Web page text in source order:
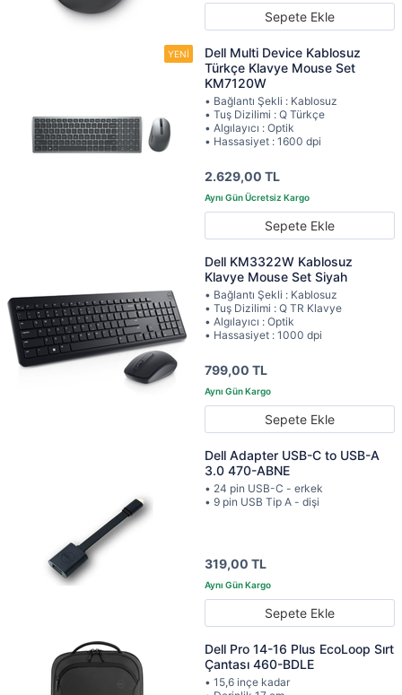
Sepete Ekle
Dell Multi Device Kablosuz
Türkçe Klavye Mouse Set
KM7120W
• Bağlantı Şekli : Kablosuz
• Tuş Dizilimi : Q Türkçe
• Algılayıcı : Optik
• Hassasiyet : 1600 dpi
2.629,00 TL
Sepete Ekle
Dell KM3322W Kablosuz
Klavye Mouse Set Siyah
• Bağlantı Şekli : Kablosuz
• Tuş Dizilimi : Q TR Klavye
• Algılayıcı : Optik
• Hassasiyet : 1000 dpi
799,00 TL
Sepete Ekle
Dell Adapter USB-C to USB-A
3.0 470-ABNE
• 24 pin USB-C - erkek
• 9 pin USB Tip A - dişi
319,00 TL
Sepete Ekle
Dell Pro 14-16 Plus EcoLoop Sırt
Çantası 460-BDLE
• 15,6 inçe kadar